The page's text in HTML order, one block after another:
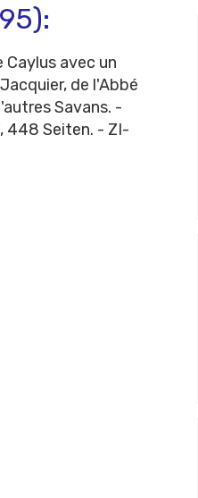
avec un
de l'Abbé
Savans. -
448 Seiten. - ZI-